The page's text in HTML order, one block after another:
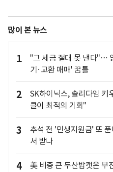
많이 본 뉴스
1
"그 세금 절대 못 낸다"…
기·교환 매매' 꿈틀
2
SK하이닉스, 솔리다임 키
클이 최적의 기회"
3
추석 전 '민생지원금' 또
서 받나
4 美 비중 큰 두산밥캣은 부